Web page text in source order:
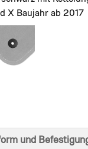
X Baujahr ab 2017
und